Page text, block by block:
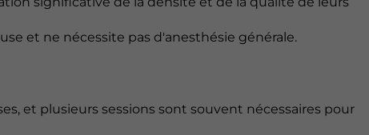
et ne nécessite pas d'anesthésie générale.
et plusieurs sessions sont souvent nécessaires pour